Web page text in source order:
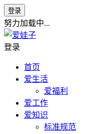
登录
努力加载中...
登录
首页
爱生活
爱福利
爱工作
爱知识
标准规范